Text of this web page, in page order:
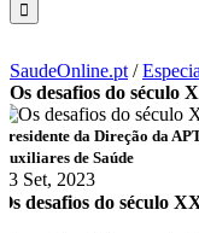
SaudeOnline.pt /
Os desafios do século
Presidente da Direção da
Auxiliares de Saúde
13 Set, 2023
Os desafios do século